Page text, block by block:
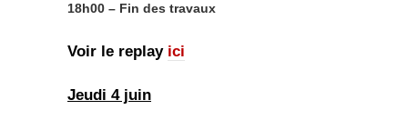
18h00 – Fin des travaux
Voir le replay ici
Jeudi 4 juin